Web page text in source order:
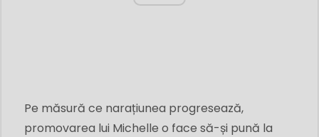
Pe măsură ce narațiunea progresează,
promovarea lui Michelle o face să-și pună la